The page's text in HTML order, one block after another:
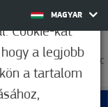
MAGYAR
37,2°C
Cookie-kat
a legjobb
a tartalom